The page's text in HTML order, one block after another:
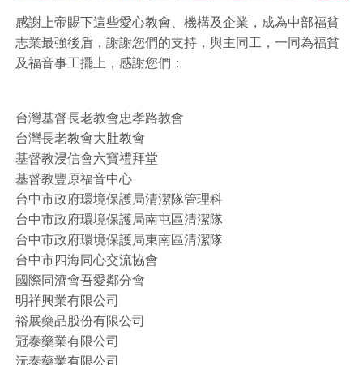
感謝上帝賜下這些愛心教會、機構及企業，成為中部福貧
志業最強後盾，謝謝您們的支持，與主同工，一同為福貧
及福音事工擺上，感謝您們：
台灣基督長老教會忠孝路教會
台灣長老教會大肚教會
基督教浸信會六寶禮拜堂
基督教豐原福音中心
台中市政府環境保護局清潔隊管理科
台中市政府環境保護局南屯區清潔隊
台中市政府環境保護局東南區清潔隊
台中市四海同心交流協會
國際同濟會吾愛鄰分會
明祥興業有限公司
裕展藥品股份有限公司
冠泰藥業有限公司
沅泰藥業有限公司